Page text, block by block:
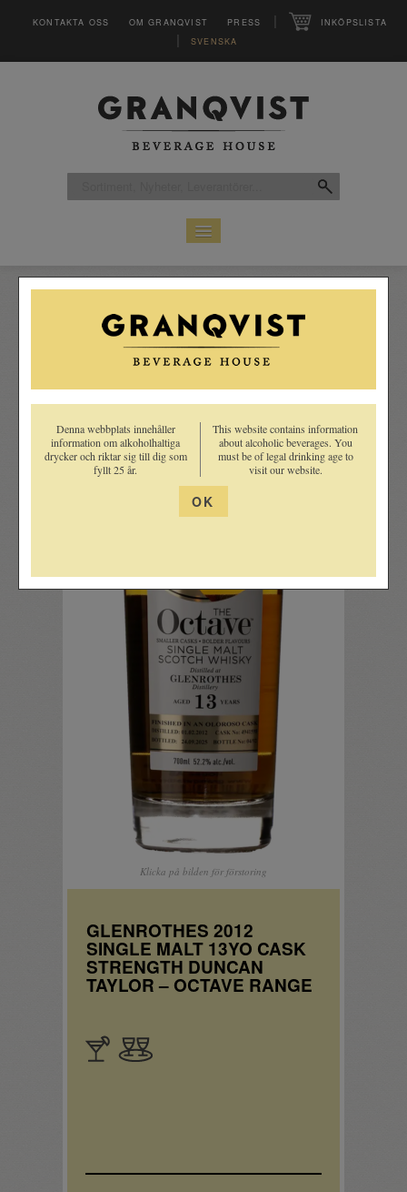
KONTAKTA OSS OM GRANQVIST PRESS | INKÖPSLISTA
| SVENSKA
SORTIMENT
LEVERANTÖRER
CLUB
MAGASINET VINFO
INSPIRATION
Klicka på bilden för förstoring
GLENROTHES 2012
SINGLE MALT 13YO CASK
STRENGTH DUNCAN
TAYLOR – OCTAVE RANGE
Denna webbplats innehåller
information om alkoholhaltiga
drycker och riktar sig till dig som
fyllt 25 år.
This website contains information
about alcoholic beverages. You
must be of legal drinking age to
visit our website.
OK